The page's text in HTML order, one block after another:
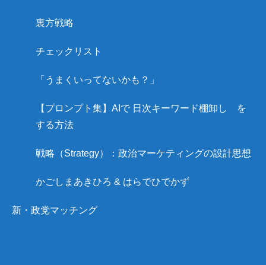
裏方戦略
チェックリスト
「うまくいってないかも？」
【プロンプト集】AIで 日次キーワード棚卸し を
する方法
戦略（Strategy）：政治マーケティングの設計思想
かごしまあきひろ & はらでひでかず
新・政党マッチング